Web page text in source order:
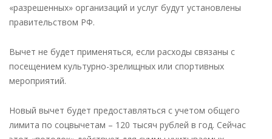
«разрешенных» организаций и услуг будут установлены
правительством РФ.
Вычет не будет применяться, если расходы связаны с
посещением культурно-зрелищных или спортивных
мероприятий.
Новый вычет будет предоставляться с учетом общего
лимита по соцвычетам – 120 тысяч рублей в год. Сейчас